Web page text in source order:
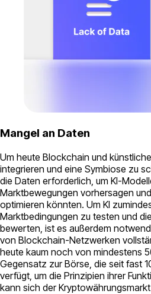
Mangel an Daten
Um heute Blockchain und
integrieren und eine Symbiose zu
die Daten erforderlich, um KI-
Marktbewegungen vorhersagen
optimieren könnten. Um KI
Marktbedingungen zu testen und
bewerten, ist es außerdem
von Blockchain-Netzwerken
heute kaum noch von mindestens
Gegensatz zur Börse, die seit fast
verfügt, um die Prinzipien ihrer
kann sich der